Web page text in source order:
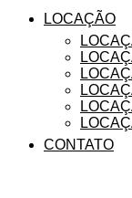
LOCAÇÃO
CONTATO